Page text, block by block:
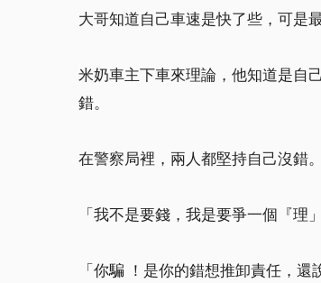
大哥知道自己車速是快了些，可是
米奶車主下車來理論，他知道是自
錯。
在警察局裡，兩人都堅持自己沒錯。
「我不是要錢，我是要爭一個『理
「你騙 ！是你的錯想推卸責任，